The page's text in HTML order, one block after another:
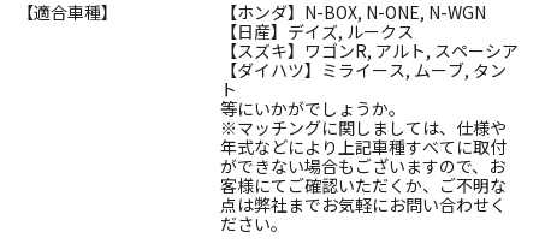
【適合車種】
【ホンダ】N-BOX, N-ONE, N-WGN
【日産】デイズ, ルークス
【スズキ】ワゴンR, アルト, スペーシア
【ダイハツ】ミライース, ムーブ, タン
ト
等にいかがでしょうか。
※マッチングに関しましては、仕様や
年式などにより上記車種すべてに取付
ができない場合もございますので、お
客様にてご確認いただくか、ご不明な
点は弊社までお気軽にお問い合わせく
ださい。